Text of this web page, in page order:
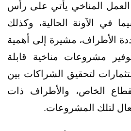
المناخي يأتي على رأس
في الآونة الحالية، وكذلك
الأطراف، مشيرة إلى أهمية
مشروعات مناخية قابلة
لتحقيق الشراكات بين
الخاص، والأطراف ذات
لتلك المشروعات.